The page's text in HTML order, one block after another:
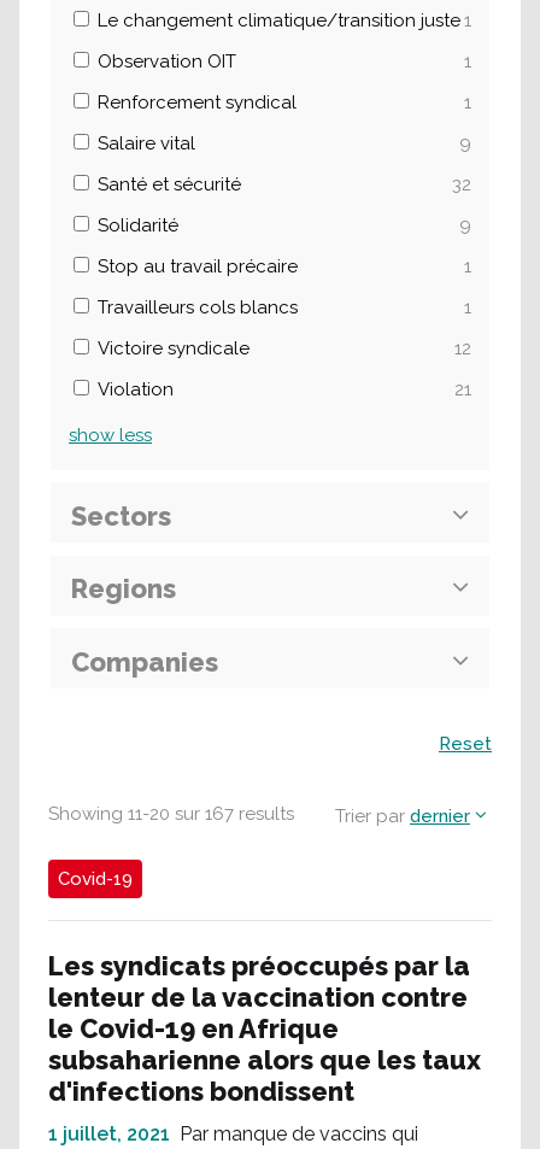
Showing 11-20 sur 167 results Trier par dernier
Covid-19
Les syndicats préoccupés par la
lenteur de la vaccination contre
le Covid-19 en Afrique
subsaharienne alors que les taux
d'infections bondissent
1 juillet, 2021 Par manque de vaccins qui
Le changement climatique/transition juste1
Observation OIT
1
Renforcement syndical
1
Salaire vital
9
Santé et sécurité
32
Solidarité
9
Stop au travail précaire
1
Travailleurs cols blancs
1
Victoire syndicale
12
Violation
21
show less
Sectors
Regions
Companies
Reset